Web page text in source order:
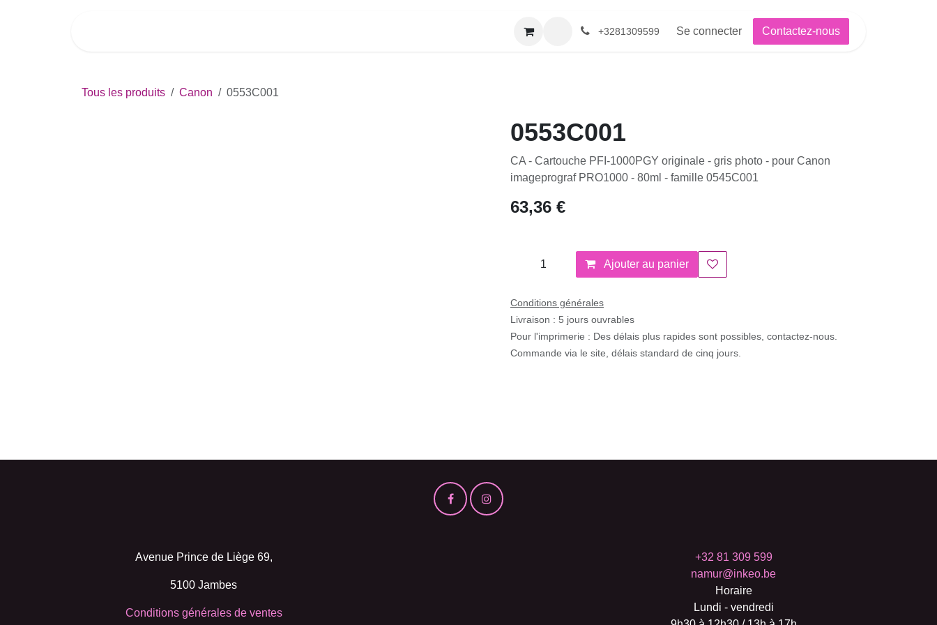
+3281309599 Se connecter Contactez-nous
Tous les produits Canon 0553C001
0553C001
CA - Cartouche PFI-1000PGY originale - gris photo - pour Canon
imageprograf PRO1000 - 80ml - famille 0545C001
63,36€
Ajouter au panier
Conditions générales
Livraison : 5 jours ouvrables
Pour l'imprimerie : Des délais plus rapides sont possibles, contactez-nous.
Commande via le site, délais standard de cinq jours.
Avenue Prince de Liège 69,
5100 Jambes
Conditions générales de ventes
+32 81 309 599
namur@inkeo.be
Horaire
Lundi - vendredi